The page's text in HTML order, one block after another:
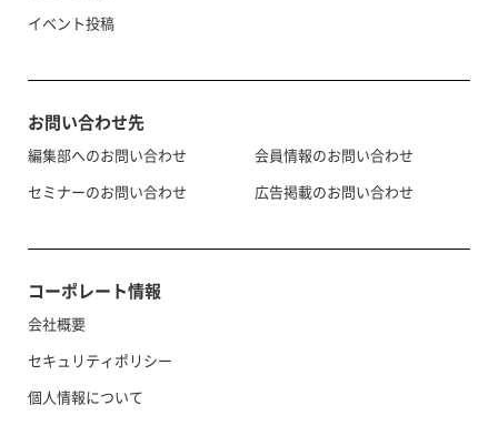
イベント投稿
お問い合わせ先
編集部へのお問い合わせ
セミナーのお問い合わせ
会員情報のお問い合わせ
広告掲載のお問い合わせ
コーポレート情報
会社概要
セキュリティポリシー
個人情報について